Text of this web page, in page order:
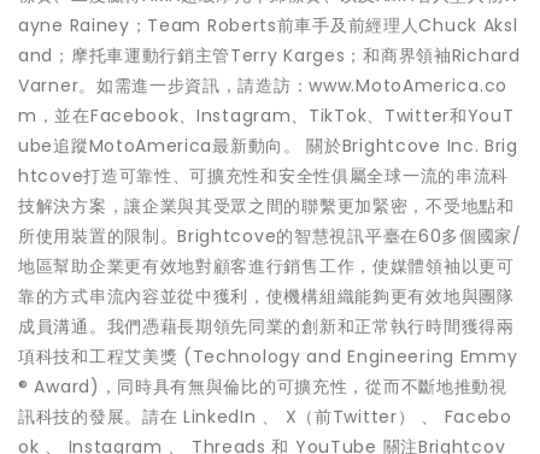
ayne Rainey；Team Roberts前車手及前經理人Chuck Aksl
and；摩托車運動行銷主管Terry Karges；和商界領袖Richard
Varner。如需進一步資訊，請造訪：www.MotoAmerica.co
m，並在Facebook、Instagram、TikTok、Twitter和YouT
ube追蹤MotoAmerica最新動向。 關於Brightcove Inc. Brig
htcove打造可靠性、可擴充性和安全性俱屬全球一流的串流科
技解決方案，讓企業與其受眾之間的聯繫更加緊密，不受地點和
所使用裝置的限制。Brightcove的智慧視訊平臺在60多個國家/
地區幫助企業更有效地對顧客進行銷售工作，使媒體領袖以更可
靠的方式串流內容並從中獲利，使機構組織能夠更有效地與團隊
成員溝通。我們憑藉長期領先同業的創新和正常執行時間獲得兩
項科技和工程艾美獎 (Technology and Engineering Emmy
® Award)，同時具有無與倫比的可擴充性，從而不斷地推動視
訊科技的發展。請在 LinkedIn 、 X（前Twitter） 、 Facebo
ok 、 Instagram 、 Threads 和 YouTube 關注Brightcov